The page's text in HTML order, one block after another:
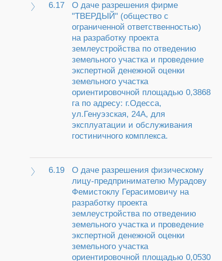
6.17
О даче разрешения фирме
"ТВЕРДЫЙ" (общество с
ограниченной ответственностью)
на разработку проекта
землеустройства по отведению
земельного участка и проведение
экспертной денежной оценки
земельного участка
ориентировочной площадью 0,3868
га по адресу: г.Одесса,
ул.Генуэзская, 24А, для
эксплуатации и обслуживания
гостиничного комплекса.
6.19
О даче разрешения физическому
лицу-предпринимателю Мурадову
Фемистоклу Герасимовичу на
разработку проекта
землеустройства по отведению
земельного участка и проведение
экспертной денежной оценки
земельного участка
ориентировочной площадью 0,0530